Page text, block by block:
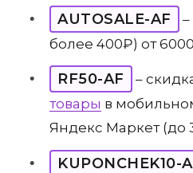
AUTOSALE-AF
более 400₽) от
RF50-AF –
товары в
Яндекс Маркет (до
KUPONCHEK10-